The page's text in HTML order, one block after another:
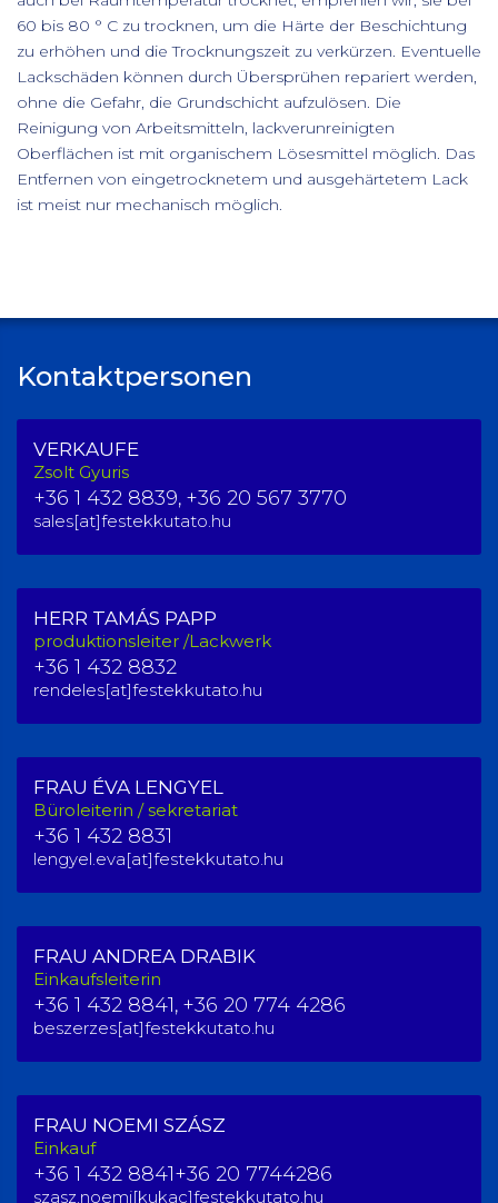
60 bis 80 ° C zu trocknen, um die Härte der Beschichtung
zu erhöhen und die Trocknungszeit zu verkürzen. Eventuelle
Lackschäden können durch Übersprühen repariert werden,
ohne die Gefahr, die Grundschicht aufzulösen. Die
Reinigung von Arbeitsmitteln, lackverunreinigten
Oberflächen ist mit organischem Lösesmittel möglich. Das
Entfernen von eingetrocknetem und ausgehärtetem Lack
ist meist nur mechanisch möglich.
Kontaktpersonen
VERKAUFE
Zsolt Gyuris
+36 1 432 8839, +36 20 567 3770
sales[at]festekkutato.hu
HERR TAMÁS PAPP
produktionsleiter /Lackwerk
+36 1 432 8832
rendeles[at]festekkutato.hu
FRAU ÉVA LENGYEL
Büroleiterin / sekretariat
+36 1 432 8831
lengyel.eva[at]festekkutato.hu
FRAU ANDREA DRABIK
Einkaufsleiterin
+36 1 432 8841, +36 20 774 4286
beszerzes[at]festekkutato.hu
FRAU NOEMI SZÁSZ
Einkauf
+36 1 432 8841+36 20 7744286
szasz.noemi[kukac]festekkutato.hu